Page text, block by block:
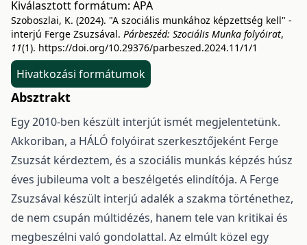
Kiválasztott formátum: APA
Szoboszlai, K. (2024). "A szociális munkához képzettség kell" -
interjú Ferge Zsuzsával. Párbeszéd: Szociális Munka folyóirat,
11(1). https://doi.org/10.29376/parbeszed.2024.11/1/1
Hivatkozási formátumok
Absztrakt
Egy 2010-ben készült interjút ismét megjelentetünk.
Akkoriban, a HÁLÓ folyóirat szerkesztőjeként Ferge
Zsuzsát kérdeztem, és a szociális munkás képzés húsz
éves jubileuma volt a beszélgetés elindítója. A Ferge
Zsuzsával készült interjú adalék a szakma történethez,
de nem csupán múltidézés, hanem tele van kritikai és
megbeszélni való gondolattal. Az elmúlt közel egy